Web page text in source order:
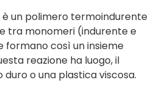
è un polimero termoindurente
tra monomeri (indurente e
formano così un insieme
reazione ha luogo, il
o una plastica viscosa.